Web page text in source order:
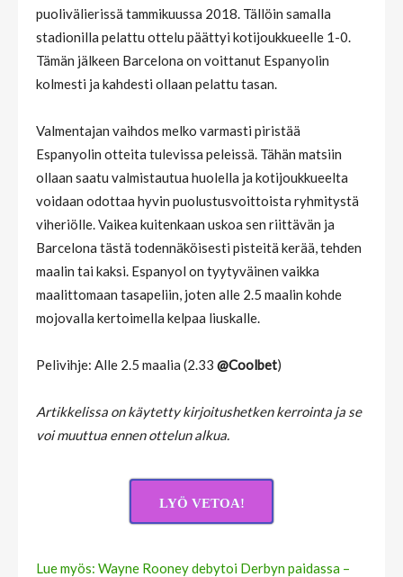
puolivälierissä tammikuussa 2018. Tällöin samalla
stadionilla pelattu ottelu päättyi kotijoukkueelle 1-0.
Tämän jälkeen Barcelona on voittanut Espanyolin
kolmesti ja kahdesti ollaan pelattu tasan.
Valmentajan vaihdos melko varmasti piristää
Espanyolin otteita tulevissa peleissä. Tähän matsiin
ollaan saatu valmistautua huolella ja kotijoukkueelta
voidaan odottaa hyvin puolustusvoittoista ryhmitystä
viheriölle. Vaikea kuitenkaan uskoa sen riittävän ja
Barcelona tästä todennäköisesti pisteitä kerää, tehden
maalin tai kaksi. Espanyol on tyytyväinen vaikka
maalittomaan tasapeliin, joten alle 2.5 maalin kohde
mojovalla kertoimella kelpaa liuskalle.
Pelivihje: Alle 2.5 maalia (2.33 @Coolbet)
Artikkelissa on käytetty kirjoitushetken kerrointa ja se
voi muuttua ennen ottelun alkua.
LYÖ VETOA!
Lue myös: Wayne Rooney debytoi Derbyn paidassa –